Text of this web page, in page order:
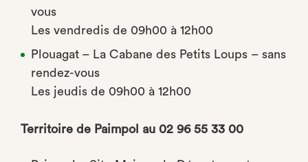
vous
Les vendredis de 09h00 à 12h00
Plouagat – La Cabane des Petits Loups – sans
rendez-vous
Les jeudis de 09h00 à 12h00
Territoire de Paimpol au 02 96 55 33 00